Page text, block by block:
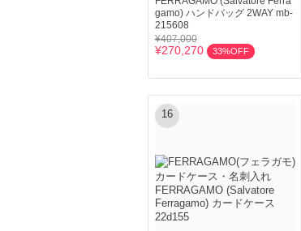
gamo) ハンドバッグ 2WAY mb-
215608
¥407,000
¥270,270 33%OFF
16